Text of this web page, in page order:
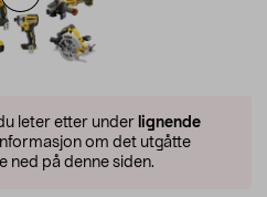
leter etter under lignende
om det utgåtte
ned på denne siden.